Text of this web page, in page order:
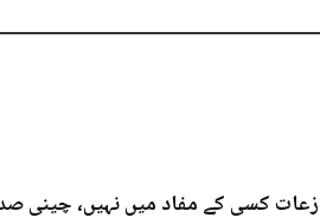
کسی کے مفاد میں نہیں، چینی